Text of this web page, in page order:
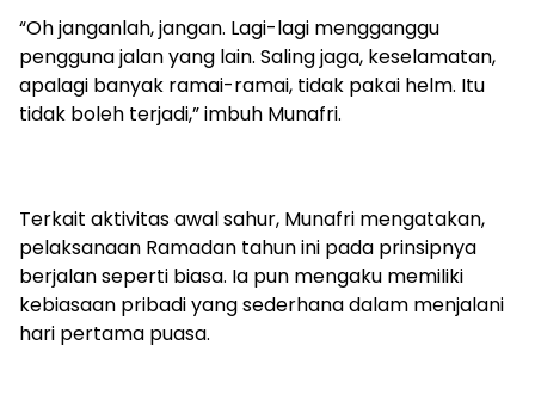
“Oh janganlah, jangan. Lagi-lagi mengganggu
pengguna jalan yang lain. Saling jaga, keselamatan,
apalagi banyak ramai-ramai, tidak pakai helm. Itu
tidak boleh terjadi,” imbuh Munafri.
Terkait aktivitas awal sahur, Munafri mengatakan,
pelaksanaan Ramadan tahun ini pada prinsipnya
berjalan seperti biasa. Ia pun mengaku memiliki
kebiasaan pribadi yang sederhana dalam menjalani
hari pertama puasa.